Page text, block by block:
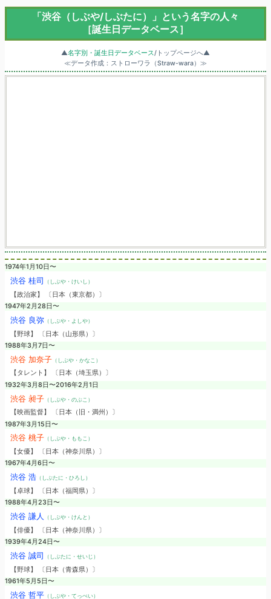
「渋谷（しぶや/しぶたに）」という名字の人々
［誕生日データベース］
▲名字別・誕生日データベース/トップページへ▲
≪データ作成：ストローワラ（Straw-wara）≫
1974年1月10日〜
渋谷 桂司 （しぶや・けいし）
【政治家】 〔日本（東京都）〕
1947年2月28日〜
渋谷 良弥（しぶや・よしや）
【野球】 〔日本（山形県）〕
1988年3月7日〜
渋谷 加奈子（しぶや・かなこ）
【タレント】 〔日本（埼玉県）〕
1932年3月8日〜2016年2月1日
渋谷 昶子（しぶや・のぶこ）
【映画監督】 〔日本（旧・満州）〕
1987年3月15日〜
渋谷 桃子（しぶや・ももこ）
【女優】 〔日本（神奈川県）〕
1967年4月6日〜
渋谷 浩（しぶたに・ひろし）
【卓球】 〔日本（福岡県）〕
1988年4月23日〜
渋谷 謙人 （しぶや・けんと）
【俳優】 〔日本（神奈川県）〕
1939年4月24日〜
渋谷 誠司 （しぶたに・せいじ）
【野球】 〔日本（青森県）〕
1961年5月5日〜
渋谷 哲平（しぶや・てっぺい）